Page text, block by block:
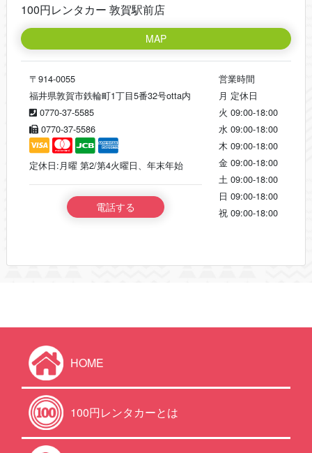
100円レンタカー 敦賀駅前店
MAP
〒914-0055
福井県敦賀市鉄輪町1丁目5番32号otta内
0770-37-5585
0770-37-5586
定休日:月曜 第2/第4火曜日、年末年始
電話する
営業時間
月 定休日
火 09:00-18:00
水 09:00-18:00
木 09:00-18:00
金 09:00-18:00
土 09:00-18:00
日 09:00-18:00
祝 09:00-18:00
HOME
100円レンタカーとは